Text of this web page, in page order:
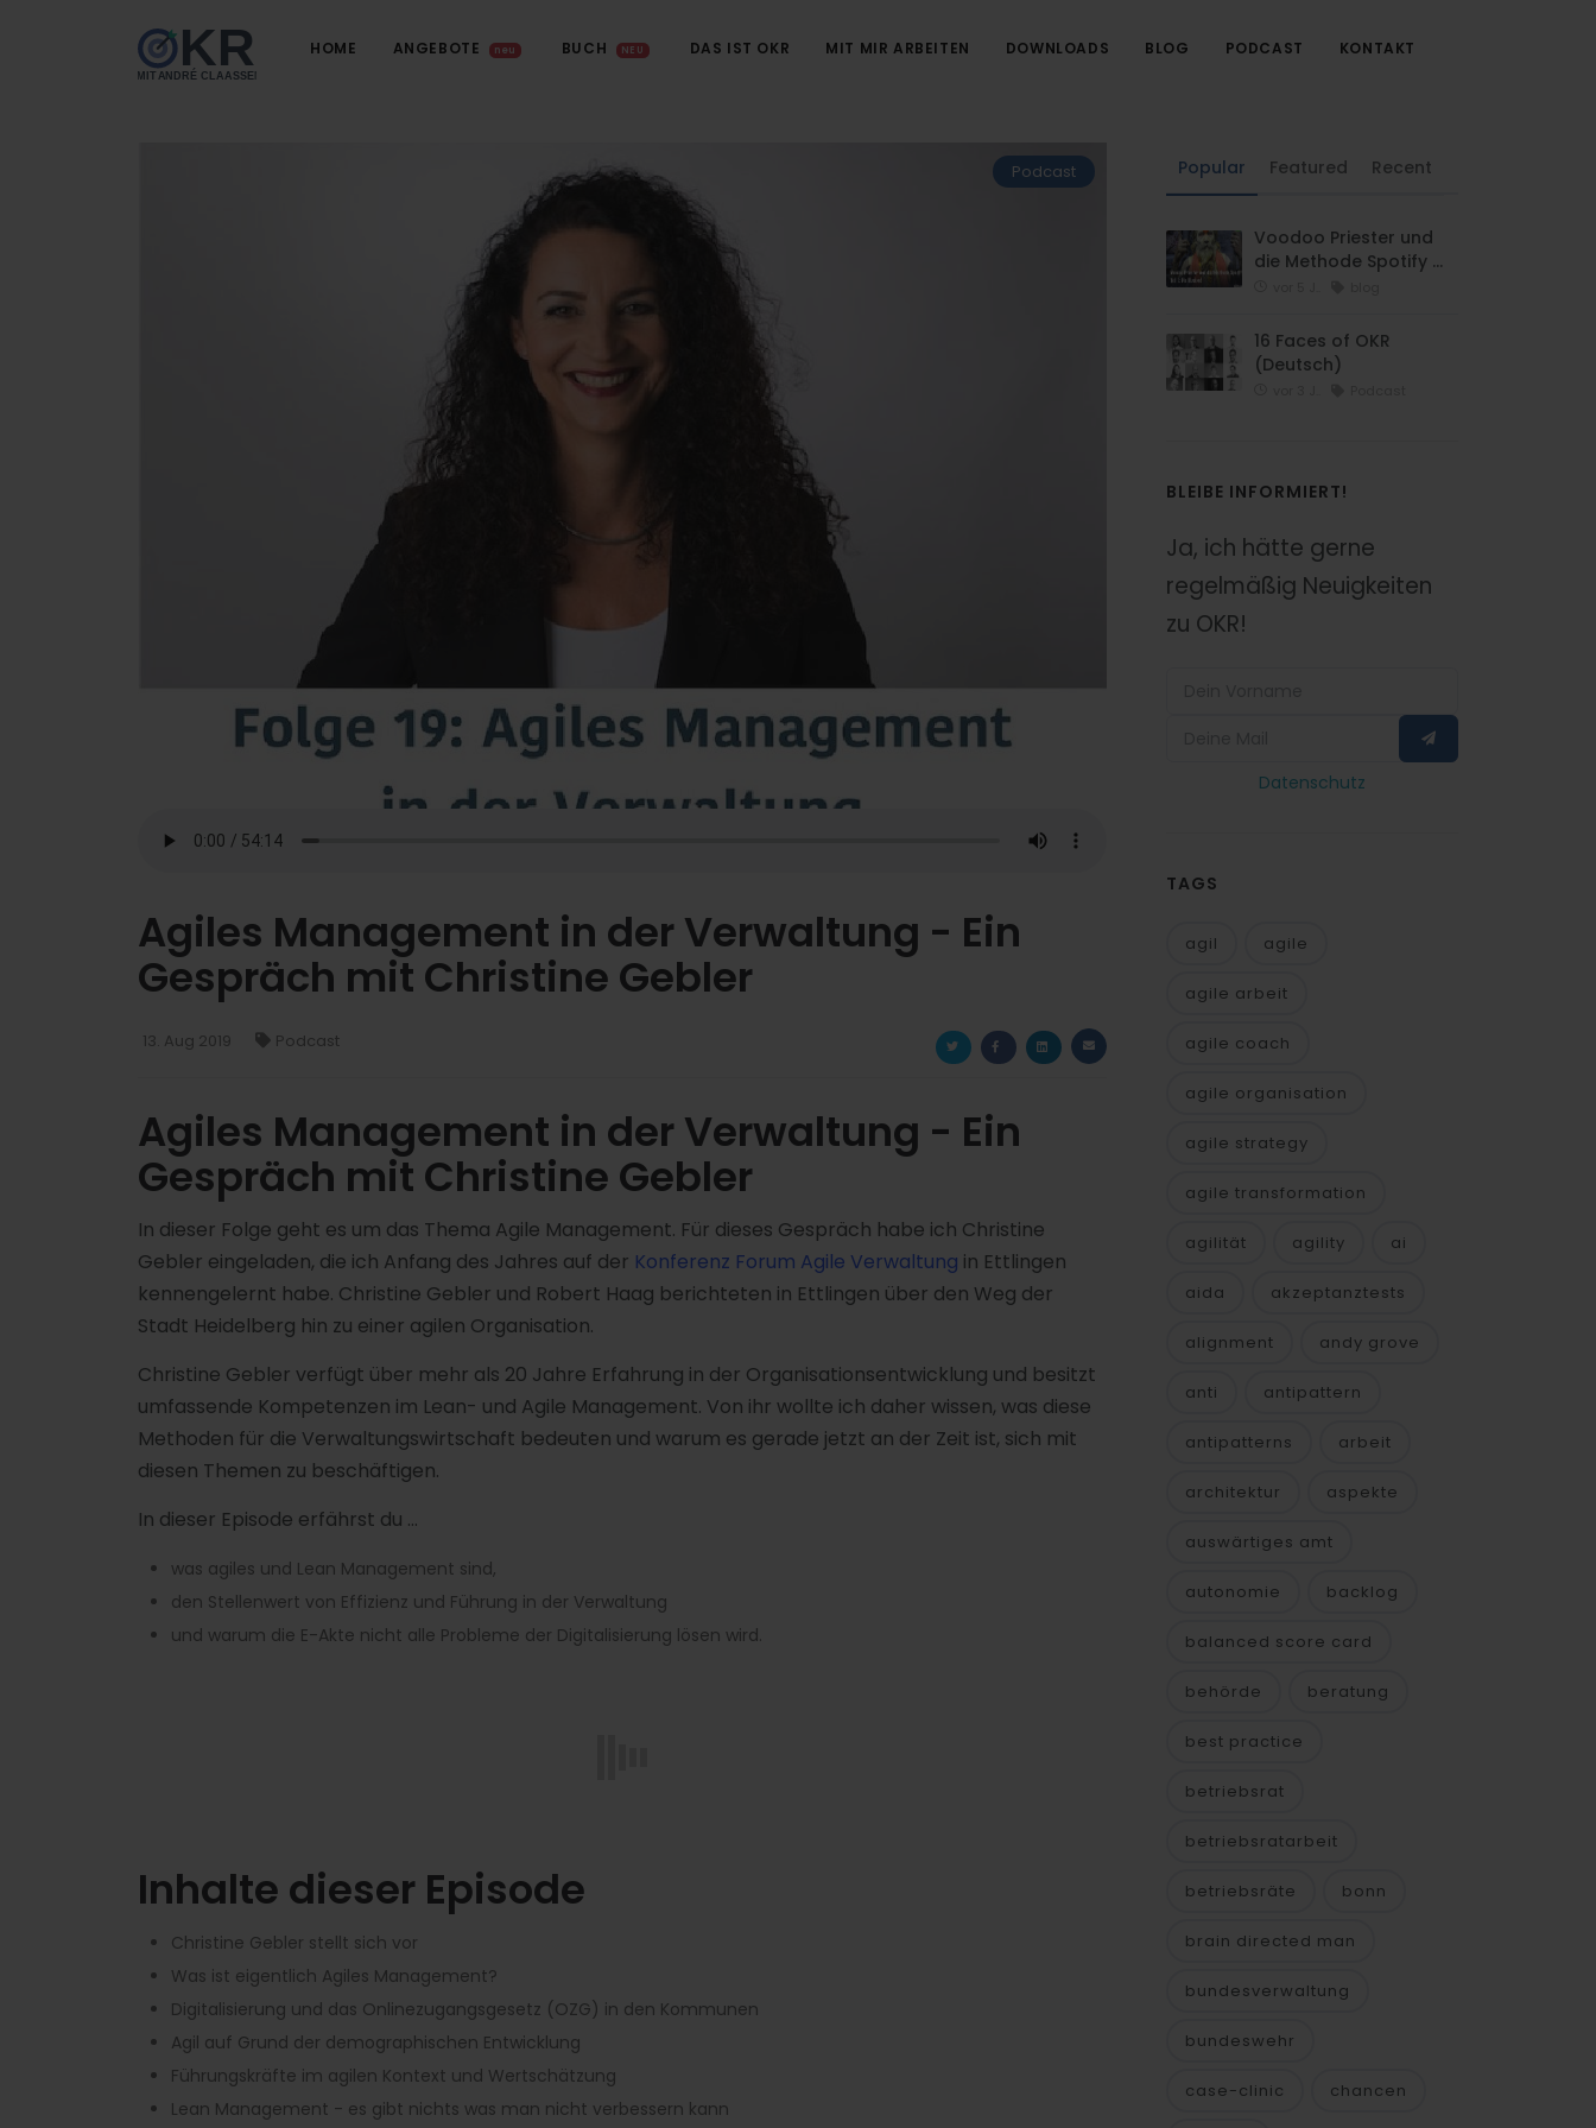
HOME ANGEBOTE neu BUCH NEU DAS IST OKR MIT MIR ARBEITEN DOWNLOADS BLOG PODCAST KONTAKT
Podcast
Agiles Management in der Verwaltung - Ein
Gespräch mit Christine Gebler
13. Aug 2019 Podcast
Agiles Management in der Verwaltung - Ein
Gespräch mit Christine Gebler
In dieser Folge geht es um das Thema Agile Management. Für dieses Gespräch habe ich Christine
Gebler eingeladen, die ich Anfang des Jahres auf der Konferenz Forum Agile Verwaltung in Ettlingen
kennengelernt habe. Christine Gebler und Robert Haag berichteten in Ettlingen über den Weg der
Stadt Heidelberg hin zu einer agilen Organisation.
Christine Gebler verfügt über mehr als 20 Jahre Erfahrung in der Organisationsentwicklung und besitzt
umfassende Kompetenzen im Lean- und Agile Management. Von ihr wollte ich daher wissen, was diese
Methoden für die Verwaltungswirtschaft bedeuten und warum es gerade jetzt an der Zeit ist, sich mit
diesen Themen zu beschäftigen.
In dieser Episode erfährst du …
was agiles und Lean Management sind,
den Stellenwert von Effizienz und Führung in der Verwaltung
und warum die E-Akte nicht alle Probleme der Digitalisierung lösen wird.
Inhalte dieser Episode
Christine Gebler stellt sich vor
Was ist eigentlich Agiles Management?
Digitalisierung und das Onlinezugangsgesetz (OZG) in den Kommunen
Agil auf Grund der demographischen Entwicklung
Führungskräfte im agilen Kontext und Wertschätzung
Lean Management - es gibt nichts was man nicht verbessern kann
Popular Featured Recent
Voodoo Priester und
die Methode Spotify …
16 Faces of OKR
(Deutsch)
BLEIBE INFORMIERT!
Ja, ich hätte gerne
regelmäßig Neuigkeiten
zu OKR!
Datenschutz
TAGS
agil agile
agile arbeit
agile coach
agile organisation
agile strategy
agile transformation
agilität agility ai
aida akzeptanztests
alignment andy grove
anti antipattern
antipatterns arbeit
architektur aspekte
auswärtiges amt
autonomie backlog
balanced score card
behörde beratung
best practice
betriebsrat
betriebsratarbeit
betriebsräte bonn
brain directed man
bundesverwaltung
bundeswehr
case-clinic chancen